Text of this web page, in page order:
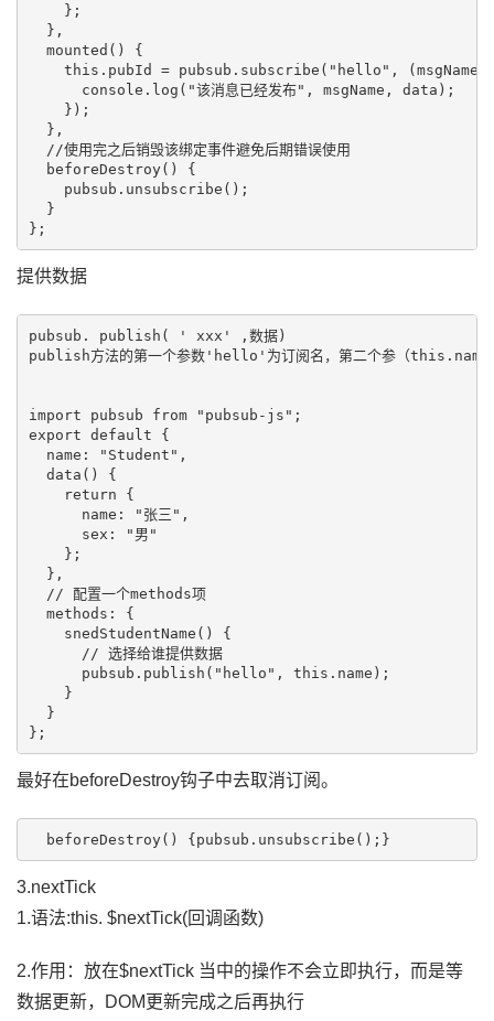
    };
  },
  mounted() {
this.pubId = pubsub.subscribe("hello", (msgName,
      console.log("该消息已经发布", msgName, data);
    });
  },
  //使用完之后销毁该绑定事件避免后期错误使用
  beforeDestroy() {
    pubsub.unsubscribe();
  }
提供数据
pubsub. publish( ' xxx' ,数据)
publish方法的第一个参数'hello'为订阅名，第二个参（this.name
import pubsub from "pubsub-js";
export default {
  name: "Student",
  data() {
    return {
      name: "张三",
      sex: "男"
    };
  },
  // 配置一个methods项
  methods: {
    snedStudentName() {
      // 选择给谁提供数据
      pubsub.publish("hello", this.name);
    }
  }
最好在beforeDestroy钩子中去取消订阅。
3.nextTick
1.语法:this. $nextTick(回调函数)
2.作用：放在$nextTick 当中的操作不会立即执行，而是等
数据更新，DOM更新完成之后再执行